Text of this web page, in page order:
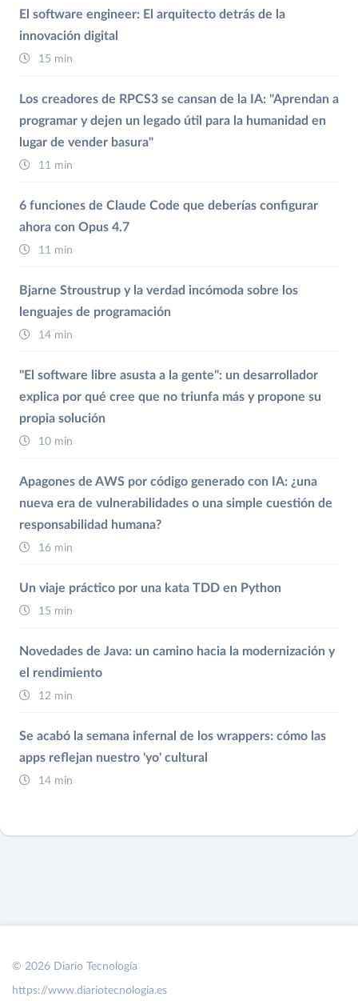
El software engineer: El arquitecto detrás de la
innovación digital
15 min
Los creadores de RPCS3 se cansan de la IA: "Aprendan a
programar y dejen un legado útil para la humanidad en
lugar de vender basura"
11 min
6 funciones de Claude Code que deberías configurar
ahora con Opus 4.7
11 min
Bjarne Stroustrup y la verdad incómoda sobre los
lenguajes de programación
14 min
"El software libre asusta a la gente": un desarrollador
explica por qué cree que no triunfa más y propone su
propia solución
10 min
Apagones de AWS por código generado con IA: ¿una
nueva era de vulnerabilidades o una simple cuestión de
responsabilidad humana?
16 min
Un viaje práctico por una kata TDD en Python
15 min
Novedades de Java: un camino hacia la modernización y
el rendimiento
12 min
Se acabó la semana infernal de los wrappers: cómo las
apps reflejan nuestro 'yo' cultural
14 min
© 2026 Diario Tecnología
https://www.diariotecnologia.es